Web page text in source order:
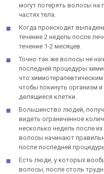
могут потерять волосы на
частях тела.
Когда происходит
течение 2 недель после
течение 1-2 месяцев.
Точно так же волосы не
последней процедуры
что
чтобы покинуть организм
делящиеся клетки.
Большинство людей,
видеть ограниченное
несколько недель после
волосы начинают
после последней
Есть люди, у которых
волосы, после столь